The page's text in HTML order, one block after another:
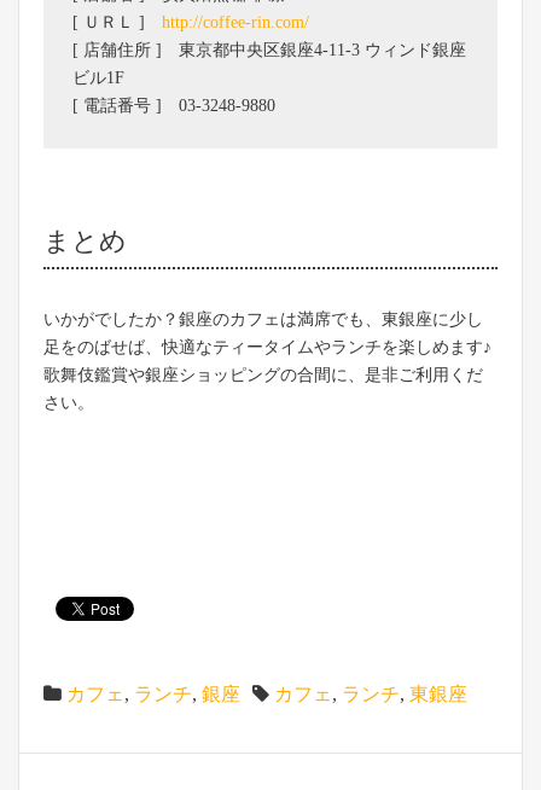
[ ＵＲＬ ] http://coffee-rin.com/
[ 店舗住所 ] 東京都中央区銀座4-11-3 ウィンド銀座
ビル1F
[ 電話番号 ] 03-3248-9880
まとめ
いかがでしたか？銀座のカフェは満席でも、東銀座に少し
足をのばせば、快適なティータイムやランチを楽しめます♪
歌舞伎鑑賞や銀座ショッピングの合間に、是非ご利用くだ
さい。
カフェ , ランチ, 銀座 カフェ , ランチ, 東銀座